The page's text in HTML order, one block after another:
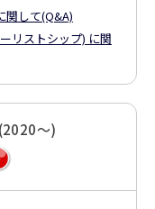
関して(Q&A)
リストシップ) に関
～)